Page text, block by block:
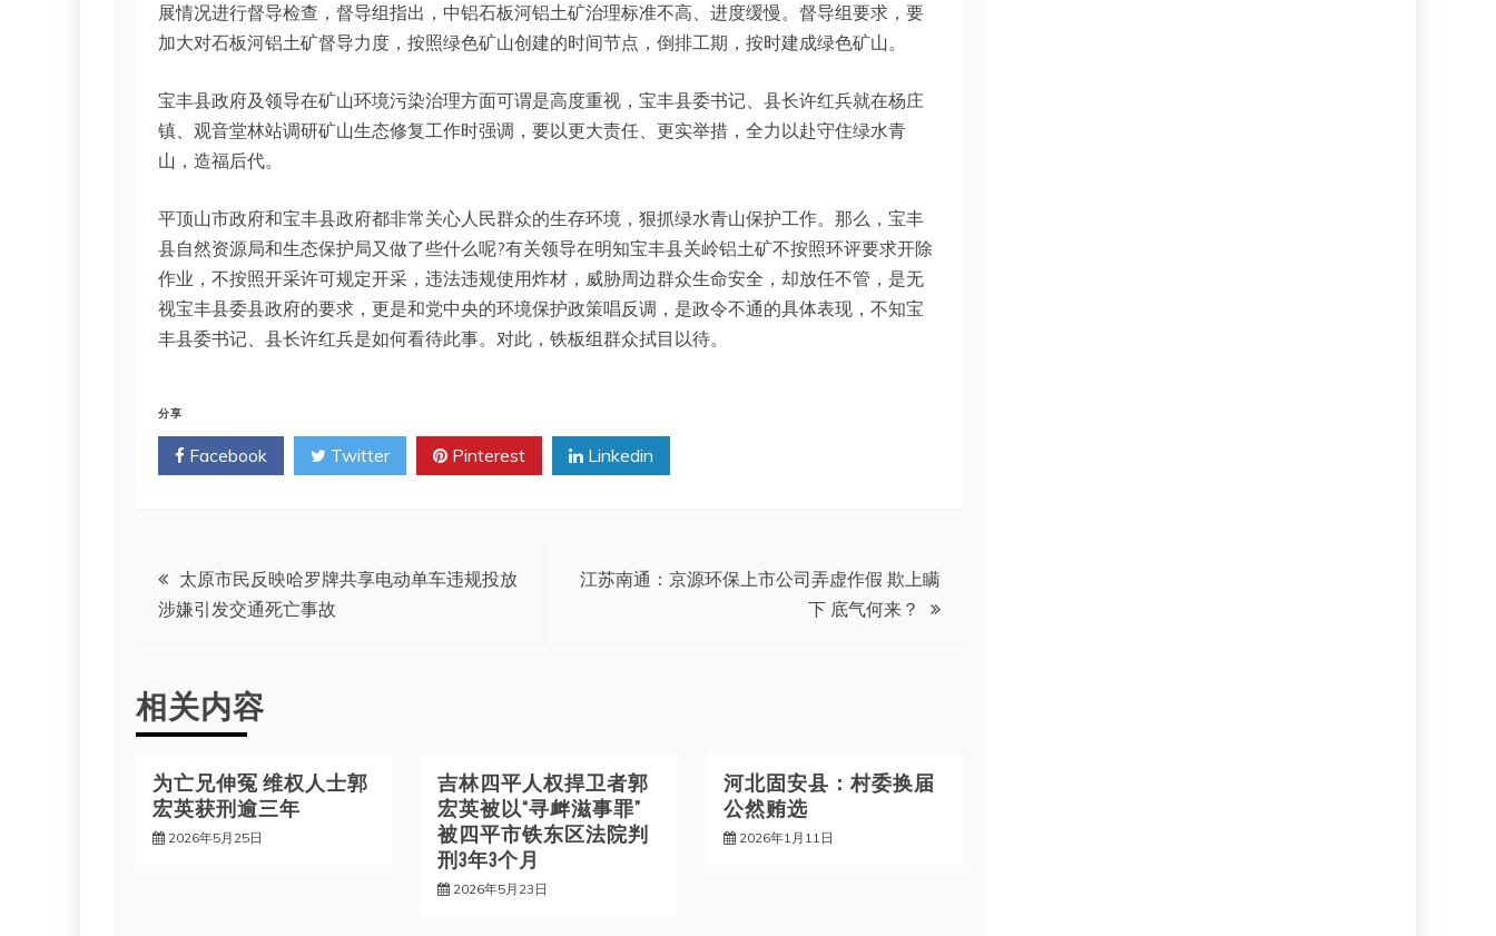
展情况进行督导检查，督导组指出，中铝石板河铝土矿治理标准不高、进度缓慢。督导组要求，要
加大对石板河铝土矿督导力度，按照绿色矿山创建的时间节点，倒排工期，按时建成绿色矿山。
宝丰县政府及领导在矿山环境污染治理方面可谓是高度重视，宝丰县委书记、县长许红兵就在杨庄
镇、观音堂林站调研矿山生态修复工作时强调，要以更大责任、更实举措，全力以赴守住绿水青
山，造福后代。
平顶山市政府和宝丰县政府都非常关心人民群众的生存环境，狠抓绿水青山保护工作。那么，宝丰
县自然资源局和生态保护局又做了些什么呢?有关领导在明知宝丰县关岭铝土矿不按照环评要求开除
作业，不按照开采许可规定开采，违法违规使用炸材，威胁周边群众生命安全，却放任不管，是无
视宝丰县委县政府的要求，更是和党中央的环境保护政策唱反调，是政令不通的具体表现，不知宝
丰县委书记、县长许红兵是如何看待此事。对此，铁板组群众拭目以待。
分享
Facebook Twitter Pinterest Linkedin
文
章
导
航
太原市民反映哈罗牌共享电动单车违规投放
涉嫌引发交通死亡事故
江苏南通：京源环保上市公司弄虚作假 欺上瞒
下 底气何来？
相关内容
为亡兄伸冤 维权人士郭
宏英获刑逾三年
2026年5月25日
吉林四平人权捍卫者郭
宏英被以“寻衅滋事罪”
被四平市铁东区法院判
刑3年3个月
2026年5月23日
河北固安县：村委换届
公然贿选
2026年1月11日